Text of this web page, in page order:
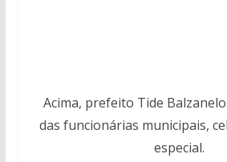
Acima, prefeito Tide
das funcionárias municipais,
especial.